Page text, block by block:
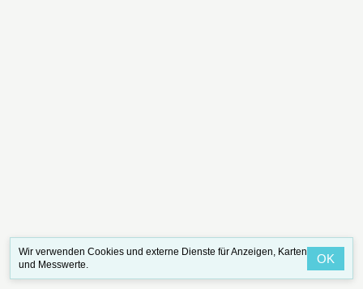
Wir verwenden Cookies und externe Dienste für Anzeigen, Karten
und Messwerte.
OK